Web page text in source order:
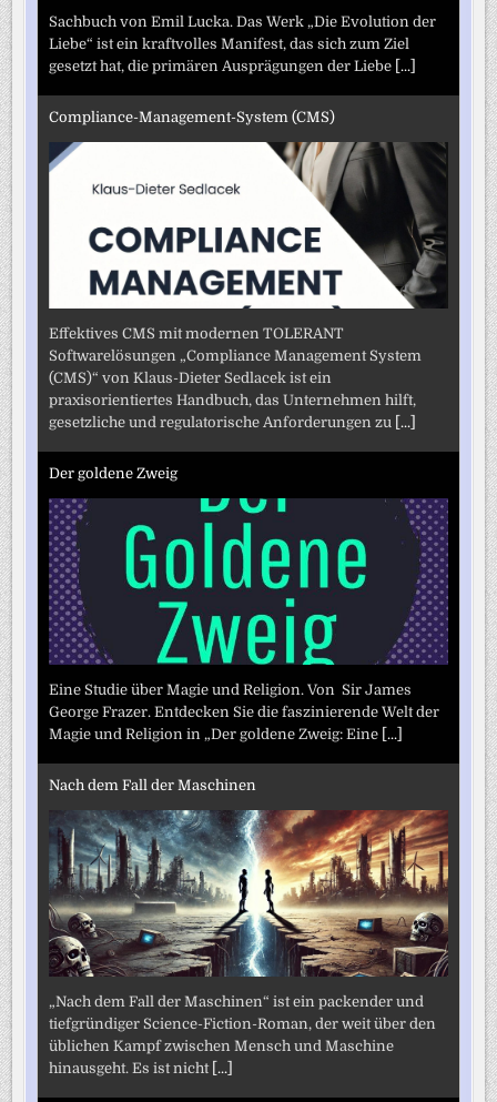
Sachbuch von Emil Lucka. Das Werk „Die Evolution der
Liebe“ ist ein kraftvolles Manifest, das sich zum Ziel
gesetzt hat, die primären Ausprägungen der Liebe [...]
Compliance-Management-System (CMS)
Effektives CMS mit modernen TOLERANT
Softwarelösungen „Compliance Management System
(CMS)“ von Klaus-Dieter Sedlacek ist ein
praxisorientiertes Handbuch, das Unternehmen hilft,
gesetzliche und regulatorische Anforderungen zu [...]
Der goldene Zweig
Eine Studie über Magie und Religion. Von Sir James
George Frazer. Entdecken Sie die faszinierende Welt der
Magie und Religion in „Der goldene Zweig: Eine [...]
Nach dem Fall der Maschinen
„Nach dem Fall der Maschinen“ ist ein packender und
tiefgründiger Science-Fiction-Roman, der weit über den
üblichen Kampf zwischen Mensch und Maschine
hinausgeht. Es ist nicht [...]